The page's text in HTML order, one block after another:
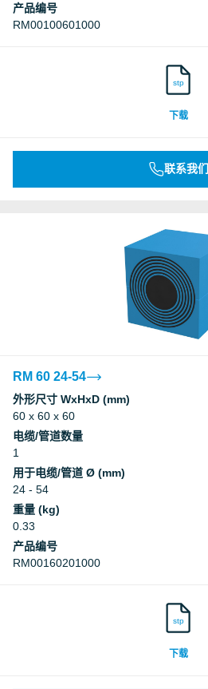
产品编号
RM00100601000
stp
下载
联系我们
RM 60 24-54
外形尺寸 WxHxD (mm)
60 x 60 x 60
电缆/管道数量
1
用于电缆/管道 Ø (mm)
24 - 54
重量 (kg)
0.33
产品编号
RM00160201000
stp
下载